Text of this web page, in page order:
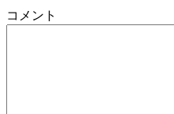
コメント